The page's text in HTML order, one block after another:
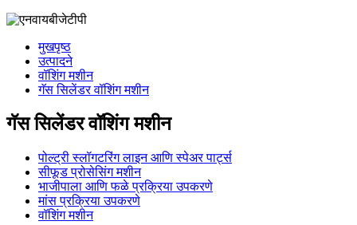
मुखपृष्ठ
उत्पादने
वॉशिंग मशीन
गॅस सिलेंडर वॉशिंग मशीन
गॅस सिलेंडर वॉशिंग मशीन
पोल्ट्री स्लॉगटरिंग लाइन आणि स्पेअर पार्ट्स
सीफूड प्रोसेसिंग मशीन
भाजीपाला आणि फळे प्रक्रिया उपकरणे
मांस प्रक्रिया उपकरणे
वॉशिंग मशीन